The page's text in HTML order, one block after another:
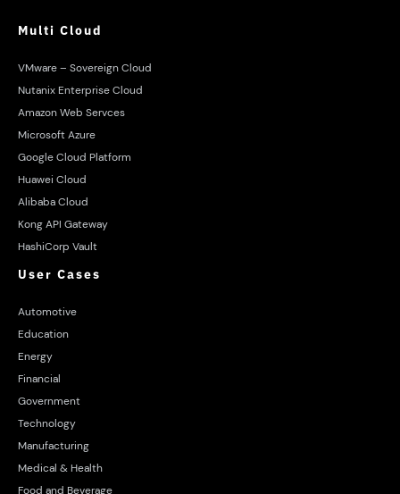
Multi Cloud
VMware – Sovereign Cloud
Nutanix Enterprise Cloud
Amazon Web Servces
Microsoft Azure
Google Cloud Platform
Huawei Cloud
Alibaba Cloud
Kong API Gateway
HashiCorp Vault
User Cases
Automotive
Education
Energy
Financial
Government
Technology
Manufacturing
Medical & Health
Food and Beverage